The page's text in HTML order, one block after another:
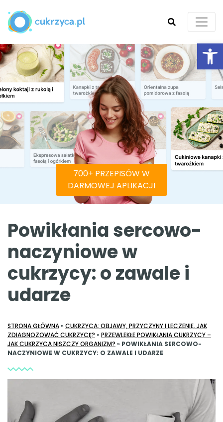
SZUKAJ
700+ PRZEPISÓW W
DARMOWEJ APLIKACJI
Powikłania sercowo-
naczyniowe w
cukrzycy: o zawale i
udarze
STRONA GŁÓWNA» CUKRZYCA: OBJAWY, PRZYCZYNY I LECZENIE. JAK
ZDIAGNOZOWAĆ CUKRZYCĘ? » PRZEWLEKŁE POWIKŁANIA CUKRZYCY –
JAK CUKRZYCA NISZCZY ORGANIZM? » POWIKŁANIA SERCOWO-
NACZYNIOWE W CUKRZYCY: O ZAWALE I UDARZE